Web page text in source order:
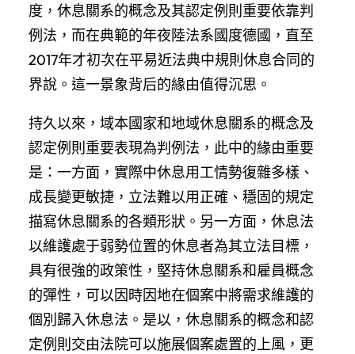
度，休息關系的概念及其認定例則重要依靠判
例法，而在典範的年夜陸法系國度德國，直至
2017年才初次在平易近法典中規則休息合同的
界說。這一景象背后的緣由值得沉思。
持久以來，域本國家和地域休息關系的概念及
認定例則重要表現為判例法，此中的緣由重要
是：一方面，實際中休息用工情勢復雜多樣、
成長變更敏捷，立法難以用正確、穩固的規定
描寫休息關系的各類形狀。另一方面，休息法
以維護處于弱勢位置的休息者為其立法目標，
具有很強的政策性，堅持休息關系和雇員概念
的彈性，可以因時因地在個案中將需求維護的
個別歸入休息法。是以，休息關系的概念和認
定例則交由法院可以施展個案處置的上風，更